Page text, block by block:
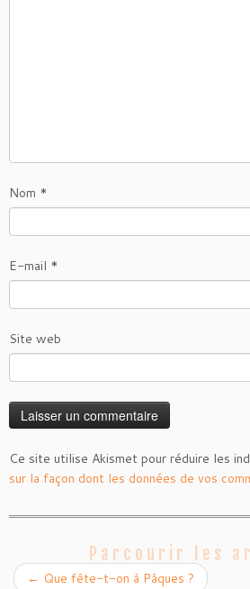
Nom *
E-mail *
Site web
Ce site utilise Akismet pour réduire les
sur la façon dont les données de vos
Parcourir les
← Que fête-t-on à Pâques ?